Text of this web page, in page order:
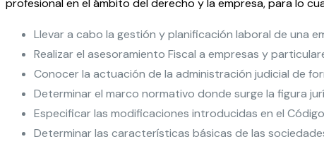
Llevar a cabo la gestión y planificación laboral de una
Realizar el asesoramiento Fiscal a empresas y
Conocer la actuación de la administración judicial de
Determinar el marco normativo donde surge la figura
Especificar las modificaciones introducidas en el Código
Determinar las características básicas de las